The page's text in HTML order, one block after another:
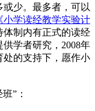
少。最多者，可以
小学读经教学实验计
体制内有正式的读经
学者研究，2008年
处的支持下，愿作小
”：